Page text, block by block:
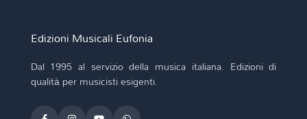
Edizioni Musicali Eufonia
Dal 1995 al servizio della musica italiana. Edizioni di
qualità per musicisti esigenti.